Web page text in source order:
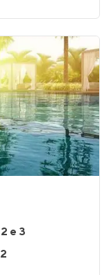
2 e 3
2